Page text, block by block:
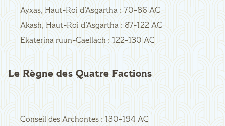
Ayxas, Haut-Roi d’Asgartha : 70-86 AC
Akash, Haut-Roi d’Asgartha : 87-122 AC
Ekaterina ruun-Caellach : 122-130 AC
Le Règne des Quatre Factions
Conseil des Archontes : 130-194 AC